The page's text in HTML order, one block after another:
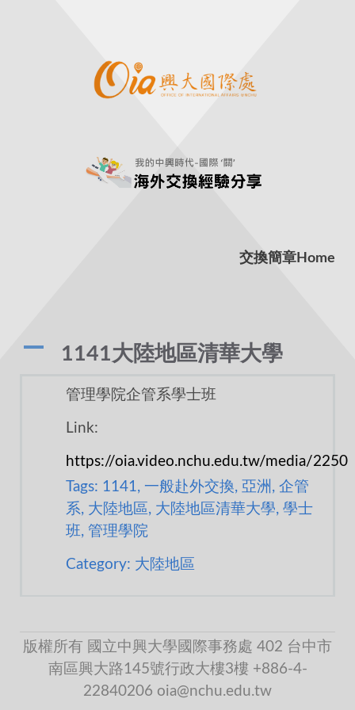
交換簡章 Home
A 1141大陸地區清華大學
管理學院企管系學士班
Link:
https://oia.video.nchu.edu.tw/media/2250
Tags: 1141, 一般赴外交換, 亞洲, 企管
系, 大陸地區, 大陸地區清華大學, 學士
班, 管理學院
Category: 大陸地區
版權所有 國立中興大學國際事務處 402 台中市
南區興大路145號行政大樓3樓 +886-4-
22840206 oia@nchu.edu.tw